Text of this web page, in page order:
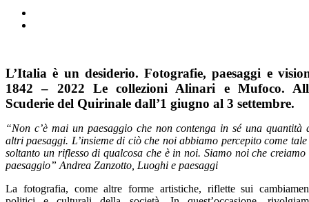
L’Italia è un desiderio. Fotografie, paesaggi e
1842 – 2022 Le collezioni Alinari e Mufoco.
Scuderie del Quirinale dall’1 giugno al 3 settembre.
“Non c’è mai un paesaggio che non contenga in sé una quantità
altri paesaggi. L’insieme di ciò che noi abbiamo percepito come tale
soltanto un riflesso di qualcosa che è in noi. Siamo noi che
paesaggio” Andrea Zanzotto, Luoghi e paesaggi
La fotografia, come altre forme artistiche, riflette sui